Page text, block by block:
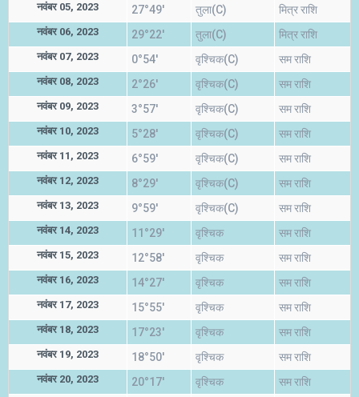
नवंबर 05, 2023 27°49' तुला(C) मित्र राशि
नवंबर 06, 2023 29°22' तुला(C) मित्र राशि
नवंबर 07, 2023 0°54' वृश्चिक(C) सम राशि
नवंबर 08, 2023 2°26' वृश्चिक(C) सम राशि
नवंबर 09, 2023 3°57' वृश्चिक(C) सम राशि
नवंबर 10, 2023 5°28' वृश्चिक(C) सम राशि
नवंबर 11, 2023 6°59' वृश्चिक(C) सम राशि
नवंबर 12, 2023 8°29' वृश्चिक(C) सम राशि
नवंबर 13, 2023 9°59' वृश्चिक(C) सम राशि
नवंबर 14, 2023 11°29' वृश्चिक सम राशि
नवंबर 15, 2023 12°58' वृश्चिक सम राशि
नवंबर 16, 2023 14°27' वृश्चिक सम राशि
नवंबर 17, 2023 15°55' वृश्चिक सम राशि
नवंबर 18, 2023 17°23' वृश्चिक सम राशि
नवंबर 19, 2023 18°50' वृश्चिक सम राशि
नवंबर 20, 2023 20°17' वृश्चिक सम राशि